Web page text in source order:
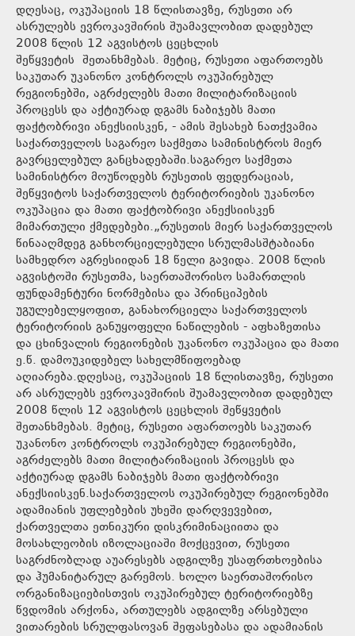
დღესაც, ოკუპაციის 18 წლისთავზე, რუსეთი არ
ასრულებს ევროკავშირის შუამავლობით დადებულ
2008 წლის 12 აგვისტოს ცეცხლის
შეწყვეტის შეთანხმებას. მეტიც, რუსეთი აფართოებს
საკუთარ უკანონო კონტროლს ოკუპირებულ
რეგიონებში, აგრძელებს მათი მილიტარიზაციის
პროცესს და აქტიურად დგამს ნაბიჯებს მათი
ფაქტობრივი ანექსიისკენ, - ამის შესახებ ნათქვამია
საქართველოს საგარეო საქმეთა სამინისტროს მიერ
გავრცელებულ განცხადებაში.საგარეო საქმეთა
სამინისტრო მოუწოდებს რუსეთის ფედერაციას,
შეწყვიტოს საქართველოს ტერიტორიების უკანონო
ოკუპაცია და მათი ფაქტობრივი ანექსიისკენ
მიმართული ქმედებები.„რუსეთის მიერ საქართველოს
წინააღმდეგ განხორციელებული სრულმასშტაბიანი
სამხედრო აგრესიიდან 18 წელი გავიდა. 2008 წლის
აგვისტოში რუსეთმა, საერთაშორისო სამართლის
ფუნდამენტური ნორმებისა და პრინციპების
უგულებელყოფით, განახორციელა საქართველოს
ტერიტორიის განუყოფელი ნაწილების - აფხაზეთისა
და ცხინვალის რეგიონების უკანონო ოკუპაცია და მათი
ე.წ. დამოუკიდებელ სახელმწიფოებად
აღიარება.დღესაც, ოკუპაციის 18 წლისთავზე, რუსეთი
არ ასრულებს ევროკავშირის შუამავლობით დადებულ
2008 წლის 12 აგვისტოს ცეცხლის შეწყვეტის
შეთანხმებას. მეტიც, რუსეთი აფართოებს საკუთარ
უკანონო კონტროლს ოკუპირებულ რეგიონებში,
აგრძელებს მათი მილიტარიზაციის პროცესს და
აქტიურად დგამს ნაბიჯებს მათი ფაქტობრივი
ანექსიისკენ.საქართველოს ოკუპირებულ რეგიონებში
ადამიანის უფლებების უხეში დარღვევებით,
ქართველთა ეთნიკური დისკრიმინაციითა და
მოსახლეობის იზოლაციაში მოქცევით, რუსეთი
საგრძნობლად აუარესებს ადგილზე უსაფრთხოებისა
და ჰუმანიტარულ გარემოს. ხოლო საერთაშორისო
ორგანიზაციებისთვის ოკუპირებულ ტერიტორიებზე
წვდომის არქონა, ართულებს ადგილზე არსებული
ვითარების სრულფასოვან შეფასებასა და ადამიანის